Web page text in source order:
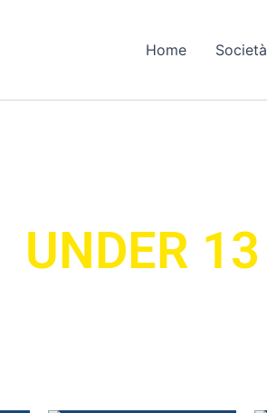
Home Società
UNDER 13